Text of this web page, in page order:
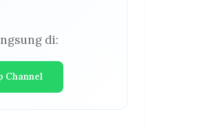
di:
Channel